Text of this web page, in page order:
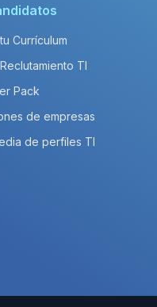
Currículum
TI
Pack
de empresas
de perfiles TI